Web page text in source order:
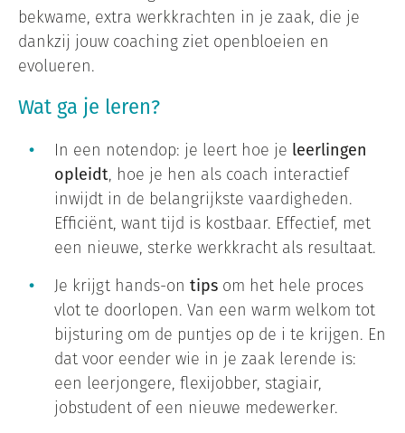
bekwame, extra werkkrachten in je zaak, die je
dankzij jouw coaching ziet openbloeien en
evolueren.
Wat ga je leren?
In een notendop: je leert hoe je leerlingen
opleidt, hoe je hen als coach interactief
inwijdt in de belangrijkste vaardigheden.
Efficiënt, want tijd is kostbaar. Effectief, met
een nieuwe, sterke werkkracht als resultaat.
Je krijgt hands-on tips om het hele proces
vlot te doorlopen. Van een warm welkom tot
bijsturing om de puntjes op de i te krijgen. En
dat voor eender wie in je zaak lerende is:
een leerjongere, flexijobber, stagiair,
jobstudent of een nieuwe medewerker.